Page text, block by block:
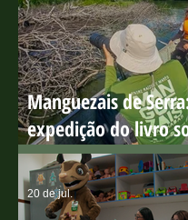
Manguezais
Manguezais de
expedição do livro
manguezais
28 de jul.